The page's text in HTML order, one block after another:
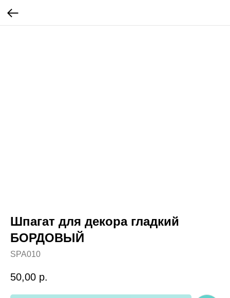
Шпагат для декора гладкий
БОРДОВЫЙ
SPA010
50,00 р.